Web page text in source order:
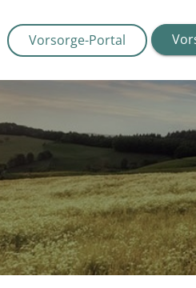
Vorsorge-Portal